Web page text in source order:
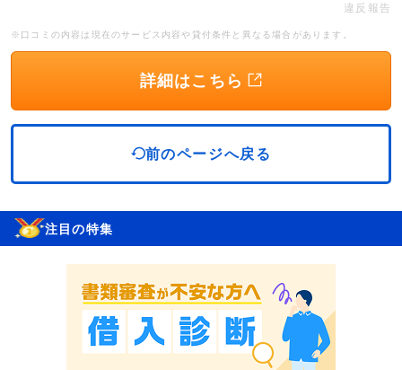
違反報告
※口コミの内容は現在のサービス内容や貸付条件と異なる場合があります。
詳細はこちら
前のページへ戻る
注目の特集